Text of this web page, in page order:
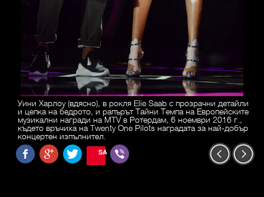
Уини Харлоу (вдясно), в рокля Elie Saab с прозрачни детайли
и цепка на бедрото, и рапърът Тайни Темпа на Европейските
музикални награди на MTV в Ротердам, 6 ноември 2016 г.,
където връчиха на Twenty One Pilots наградата за най-добър
концертен изпълнител.
SAVE